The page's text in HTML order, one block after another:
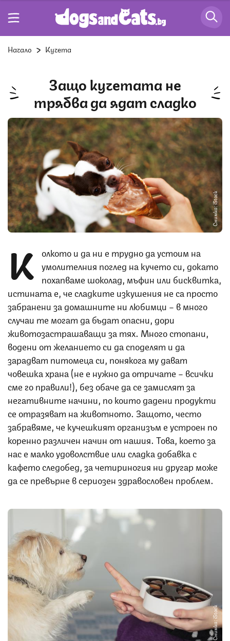
Начало Кучета
Защо кучетата не
трябва да ядат сладко
Снимка: iStock
К олкото и да ни е трудно да устоим на
умолителния поглед на кучето си, докато
похапваме шоколад, мъфин или бисквитка,
истината е, че сладките изкушения не са просто
забранени за домашните ни любимци – в много
случаи те могат да бъдат опасни, дори
животозастрашаващи за тях. Много стопани,
водени от желанието си да споделят и да
зарадват питомеца си, понякога му дават
човешка храна (не е нужно да отричате – всички
сме го правили!), без обаче да се замислят за
негативните начини, по които дадени продукти
се отразяват на животното. Защото, често
забравяме, че кучешкият организъм е устроен по
коренно различен начин от нашия. Това, което за
нас е малко удоволствие или сладка добавка с
кафето следобед, за четириногия ни другар може
да се превърне в сериозен здравословен проблем.
Снимка: iStock